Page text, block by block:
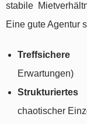
stabile
Eine gute Agentur
Treffsichere
Erwartungen)
chaotischer